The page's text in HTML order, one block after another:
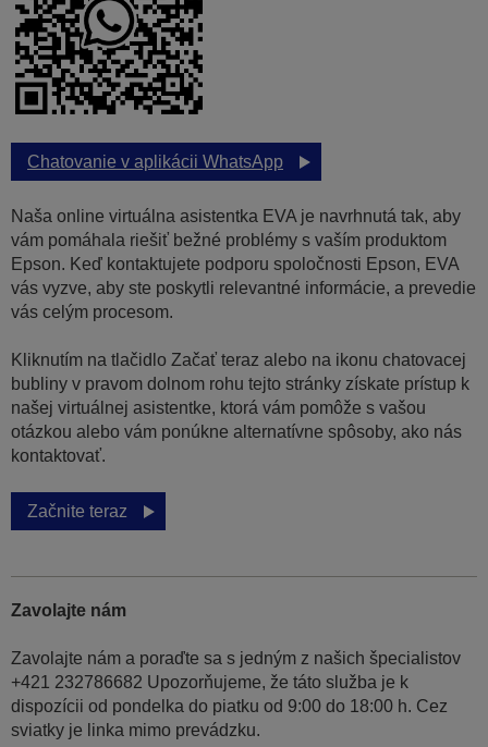
Chatovanie v aplikácii WhatsApp
Naša online virtuálna asistentka EVA je navrhnutá tak, aby
vám pomáhala riešiť bežné problémy s vaším produktom
Epson. Keď kontaktujete podporu spoločnosti Epson, EVA
vás vyzve, aby ste poskytli relevantné informácie, a prevedie
vás celým procesom.
Kliknutím na tlačidlo Začať teraz alebo na ikonu chatovacej
bubliny v pravom dolnom rohu tejto stránky získate prístup k
našej virtuálnej asistentke, ktorá vám pomôže s vašou
otázkou alebo vám ponúkne alternatívne spôsoby, ako nás
kontaktovať.
Začnite teraz
Zavolajte nám
Zavolajte nám a poraďte sa s jedným z našich špecialistov
+421 232786682 Upozorňujeme, že táto služba je k
dispozícii od pondelka do piatku od 9:00 do 18:00 h. Cez
sviatky je linka mimo prevádzku.